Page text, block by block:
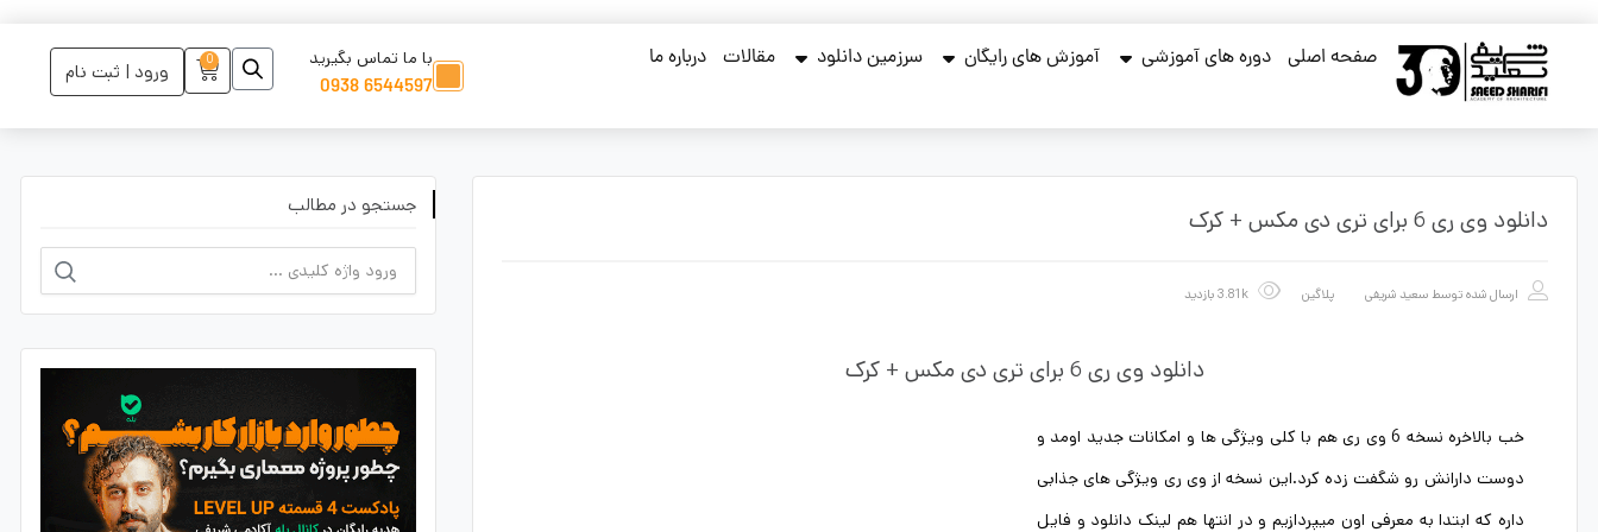
صفحه اصلی دوره های آموزشی آموزش های رایگان سرزمین دانلود مقالات درباره ما ورود | ثبت نام 0 با ما تماس بگیرید
6544597 0938
دانلود وی ری 6 برای تری دی مکس + کرک
ارسال شده توسط سعید شریفی پلاگین
دانلود وی ری 6 برای تری دی مکس + کرک
خب بالاخره نسخه 6 وی ری هم با کلی ویژگی ها و امکانات جدید اومد و
دوست دارانش رو شگفت زده کرد.این نسخه از وی ری ویژگی های جذابی
داره که ابتدا به معرفی اون میپردازیم و در انتها هم لینک دانلود و فایل
جستجو در مطالب